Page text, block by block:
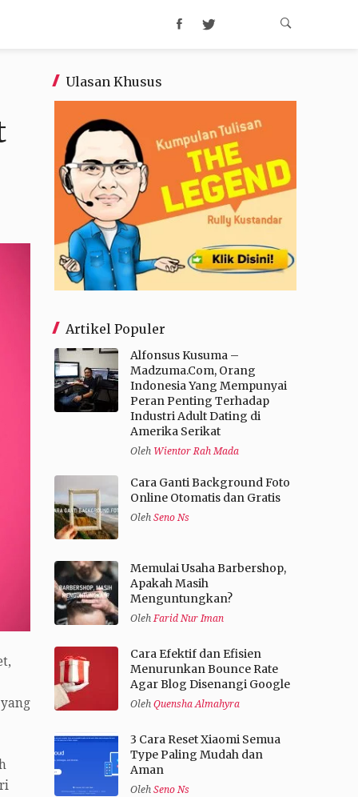
Ulasan Khusus
Artikel Populer
Alfonsus Kusuma –
Madzuma.Com, Orang
Indonesia Yang Mempunyai
Peran Penting Terhadap
Industri Adult Dating di
Amerika Serikat
Oleh Wientor Rah Mada
Cara Ganti Background Foto
Online Otomatis dan Gratis
Oleh Seno Ns
Memulai Usaha Barbershop,
Apakah Masih
Menguntungkan?
OlehFarid Nur Iman
Cara Efektif dan Efisien
Menurunkan Bounce Rate
Agar Blog Disenangi Google
Oleh Quensha Almahyra
3 Cara Reset Xiaomi Semua
Type Paling Mudah dan
Aman
Oleh Seno Ns